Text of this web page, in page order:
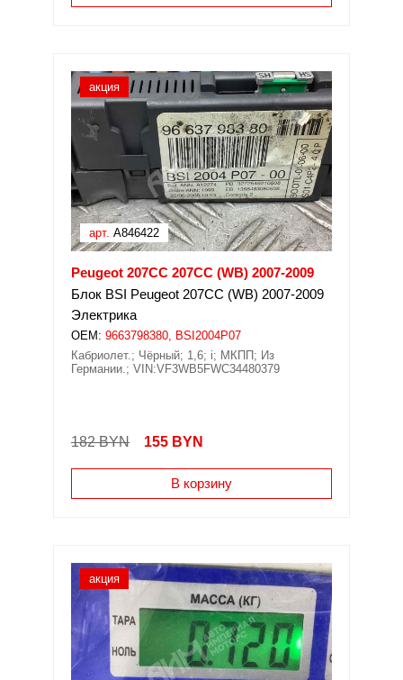
акция
арт. A846422
Peugeot 207CC 207CC (WB) 2007-2009
Блок BSI Peugeot 207CC (WB) 2007-2009
Электрика
OEM: 9663798380, BSI2004P07
Кабриолет.; Чёрный; 1,6; i; МКПП; Из
Германии.; VIN:VF3WB5FWC34480379
182 BYN 155 BYN
В корзину
акция